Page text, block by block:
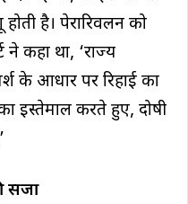
है। पेरारिवलन को
कहा था, ‘राज्य
के आधार पर रिहाई का
इस्तेमाल करते हुए, दोषी
सजा